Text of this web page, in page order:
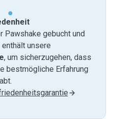
Pawshake gebucht und
unsere
, um sicherzugehen, dass
bestmögliche Erfahrung